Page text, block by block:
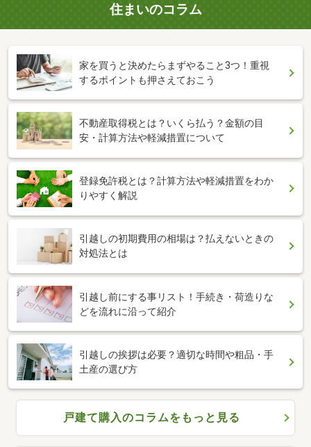
住まいのコラム
家を買うと決めたらまずやること3つ！重視
するポイントも押さえておこう
不動産取得税とは？いくら払う？金額の目
安・計算方法や軽減措置について
登録免許税とは？計算方法や軽減措置をわか
りやすく解説
引越しの初期費用の相場は？払えないときの
対処法とは
引越し前にする事リスト！手続き・荷造りな
どを流れに沿って紹介
引越しの挨拶は必要？適切な時間や粗品・手
土産の選び方
戸建て購入のコラムをもっと見る